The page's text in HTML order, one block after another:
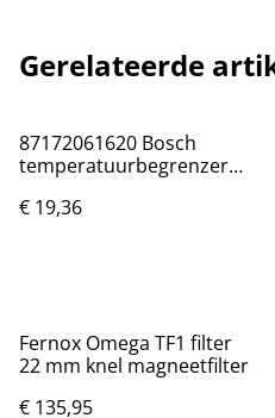
Gerelateerde
87172061620 Bosch
temperatuurbegrenzer
€ 19,36
Fernox Omega TF1 filter
22 mm knel magneetfilter
€ 135,95